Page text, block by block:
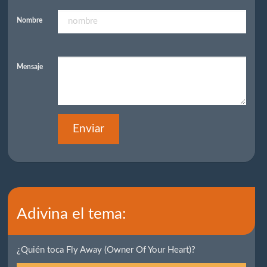
Nombre
Mensaje
Enviar
Adivina el tema:
¿Quién toca Fly Away (Owner Of Your Heart)?